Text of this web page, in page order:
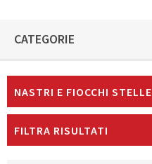
CATEGORIE
NASTRI E FIOCCHI STELLE
FILTRA RISULTATI